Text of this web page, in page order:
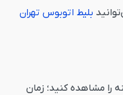
بلیط اتوبوس تهران
را مشاهده کنید؛ زمان